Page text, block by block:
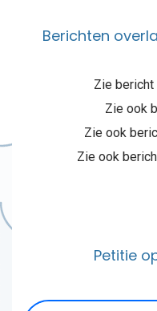
Berichten
Zie bericht
Zie ook
Zie ook
Zie ook
Petitie